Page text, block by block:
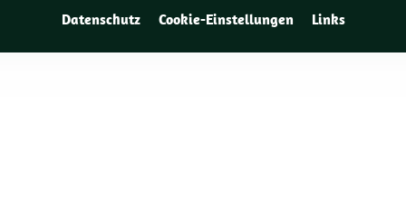
Datenschutz
Cookie-Einstellungen Links